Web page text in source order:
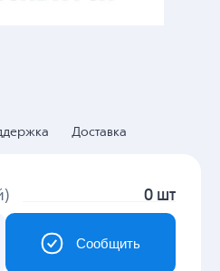
Доставка
0 шт
Сообщить